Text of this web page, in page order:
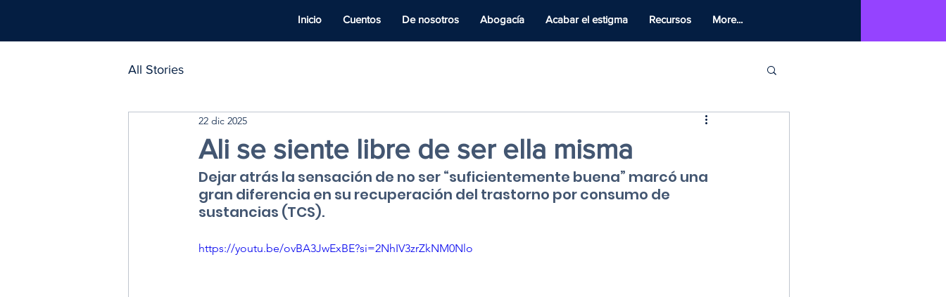
Inicio Cuentos De nosotros Abogacía Acabar el estigma Recursos More...
All Stories
Ali se siente libre de ser ella misma
22 dic 2025
Dejar atrás la sensación de no ser “suficientemente buena” marcó una
gran diferencia en su recuperación del trastorno por consumo de
sustancias (TCS).
https://youtu.be/ovBA3JwExBE?si=2NhIV3zrZkNM0Nlo